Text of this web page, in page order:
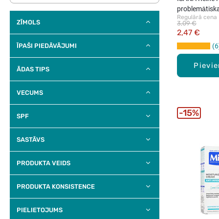
ZĪMOLS
ĪPAŠI PIEDĀVĀJUMI
ĀDAS TIPS
VECUMS
SPF
SASTĀVS
PRODUKTA VEIDS
PRODUKTA KONSISTENCE
PIELIETOJUMS
Regulārā cena
2,47 €
3,09 €
6
15%